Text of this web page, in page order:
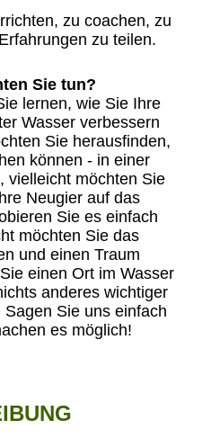
zu coachen, zu
zu teilen.
Sie tun?
lernen, wie Sie Ihre
Wasser verbessern
Sie herausfinden,
können - in einer
vielleicht möchten Sie
Neugier auf das
Sie es einfach
möchten Sie das
und einen Traum
einen Ort im Wasser
anderes wichtiger
Sie uns einfach
es möglich!